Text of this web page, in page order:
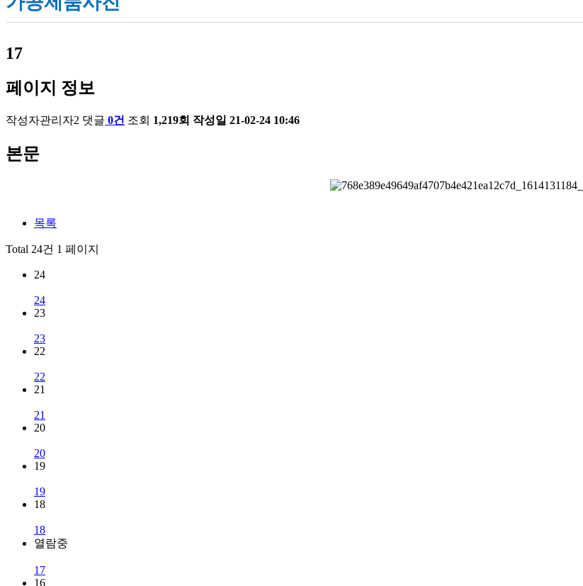
17
페이지 정보
작성자관리자2 댓글 0건 조회 1,219회 작성일 21-02-24 10:46
본문
목록
Total 24건 1 페이지
24
24
23
23
22
22
21
21
20
20
19
19
18
18
열람중
17
16